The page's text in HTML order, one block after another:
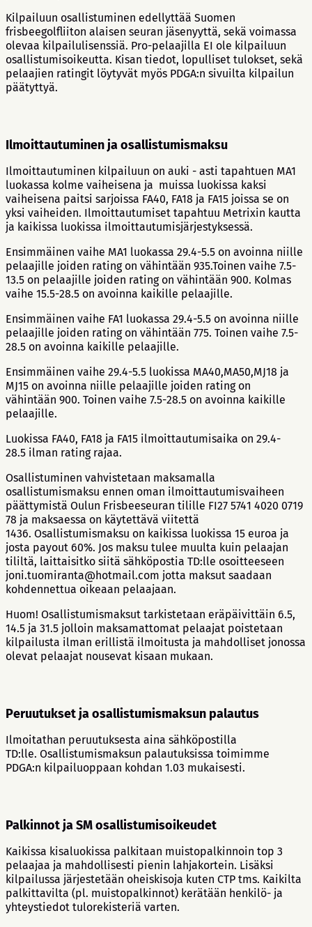
Kilpailuun osallistuminen edellyttää Suomen
frisbeegolfliiton alaisen seuran jäsenyyttä, sekä voimassa
olevaa kilpailulisenssiä. Pro-pelaajilla EI ole kilpailuun
osallistumisoikeutta. Kisan tiedot, lopulliset tulokset, sekä
pelaajien ratingit löytyvät myös PDGA:n sivuilta kilpailun
päätyttyä.
Ilmoittautuminen ja osallistumismaksu
Ilmoittautuminen kilpailuun on auki - asti tapahtuen MA1
luokassa kolme vaiheisena ja muissa luokissa kaksi
vaiheisena paitsi sarjoissa FA40, FA18 ja FA15 joissa se on
yksi vaiheiden. Ilmoittautumiset tapahtuu Metrixin kautta
ja kaikissa luokissa ilmoittautumisjärjestyksessä.
Ensimmäinen vaihe MA1 luokassa 29.4-5.5 on avoinna niille
pelaajille joiden rating on vähintään 935.Toinen vaihe 7.5-
13.5 on pelaajille joiden rating on vähintään 900. Kolmas
vaihe 15.5-28.5 on avoinna kaikille pelaajille.
Ensimmäinen vaihe FA1 luokassa 29.4-5.5 on avoinna niille
pelaajille joiden rating on vähintään 775. Toinen vaihe 7.5-
28.5 on avoinna kaikille pelaajille.
Ensimmäinen vaihe 29.4-5.5 luokissa MA40,MA50,MJ18 ja
MJ15 on avoinna niille pelaajille joiden rating on
vähintään 900. Toinen vaihe 7.5-28.5 on avoinna kaikille
pelaajille.
Luokissa FA40, FA18 ja FA15 ilmoittautumisaika on 29.4-
28.5 ilman rating rajaa.
Osallistuminen vahvistetaan maksamalla
osallistumismaksu ennen oman ilmoittautumisvaiheen
päättymistä Oulun Frisbeeseuran tilille FI27 5741 4020 0719
78 ja maksaessa on käytettävä viitettä
1436. Osallistumismaksu on kaikissa luokissa 15 euroa ja
josta payout 60%. Jos maksu tulee muulta kuin pelaajan
tililtä, laittaisitko siitä sähköpostia TD:lle osoitteeseen
joni.tuomiranta@hotmail.com jotta maksut saadaan
kohdennettua oikeaan pelaajaan.
Huom! Osallistumismaksut tarkistetaan eräpäivittäin 6.5,
14.5 ja 31.5 jolloin maksamattomat pelaajat poistetaan
kilpailusta ilman erillistä ilmoitusta ja mahdolliset jonossa
olevat pelaajat nousevat kisaan mukaan.
Peruutukset ja osallistumismaksun palautus
Ilmoitathan peruutuksesta aina sähköpostilla
TD:lle. Osallistumismaksun palautuksissa toimimme
PDGA:n kilpailuoppaan kohdan 1.03 mukaisesti.
Palkinnot ja SM osallistumisoikeudet
Kaikissa kisaluokissa palkitaan muistopalkinnoin top 3
pelaajaa ja mahdollisesti pienin lahjakortein. Lisäksi
kilpailussa järjestetään oheiskisoja kuten CTP tms. Kaikilta
palkittavilta (pl. muistopalkinnot) kerätään henkilö- ja
yhteystiedot tulorekisteriä varten.